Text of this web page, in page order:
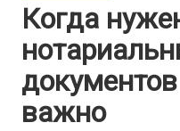
Когда
важно